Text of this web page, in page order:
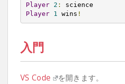
Player
2 :
Player
1 wins !
入門
VS Code を開きます。